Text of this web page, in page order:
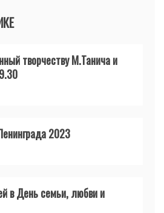
творчеству М.Танича и
2023
в День семьи, любви и